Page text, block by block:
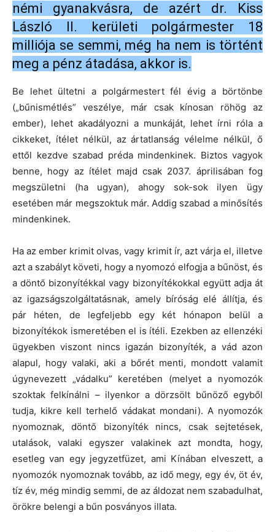
némi gyanakvásra, de azért dr. Kiss
László II. kerületi polgármester 18
milliója se semmi, még ha nem is történt
meg a pénz átadása, akkor is.
Be lehet ültetni a polgármestert fél évig a börtönbe
(„bűnismétlés” veszélye, már csak kínosan röhög az
ember), lehet akadályozni a munkáját, lehet írni róla a
cikkeket, ítélet nélkül, az ártatlanság vélelme nélkül, ő
ettől kezdve szabad préda mindenkinek. Biztos vagyok
benne, hogy az ítélet majd csak 2037. áprilisában fog
megszületni (ha ugyan), ahogy sok-sok ilyen ügy
esetében már megszoktuk már. Addig szabad a minősítés
mindenkinek.
Ha az ember krimit olvas, vagy krimit ír, azt várja el, illetve
azt a szabályt követi, hogy a nyomozó elfogja a bűnöst, és
a döntő bizonyítékkal vagy bizonyítékokkal együtt adja át
az igazságszolgáltatásnak, amely bíróság elé állítja, és
pár héten, de legfeljebb egy két hónapon belül a
bizonyítékok ismeretében el is ítéli. Ezekben az ellenzéki
ügyekben viszont nincs igazán bizonyíték, a vád azon
alapul, hogy valaki, aki a bőrét menti, mondott valamit
úgynevezett „vádalku” keretében (melyet a nyomozók
szoktak felkínálni – ilyenkor a dörzsölt bűnöző egyből
tudja, kikre kell terhelő vádakat mondani). A nyomozók
nyomoznak, döntő bizonyíték nincs, csak sejtetések,
utalások, valaki egyszer valakinek azt mondta, hogy,
esetleg van egy jegyzetfüzet, ami Kínában elveszett, a
nyomozók nyomoznak tovább, az idő megy, egy év, öt év,
tíz év, még mindig semmi, de az áldozat nem szabadulhat,
örökre belengi a bűn posványos illata.